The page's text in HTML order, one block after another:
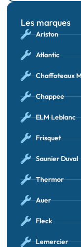
Les marques
Ariston
Atlantic
Chaffoteaux
Chappee
ELM Leblanc
Frisquet
Saunier Duval
Thermor
Auer
Fleck
Lemercier